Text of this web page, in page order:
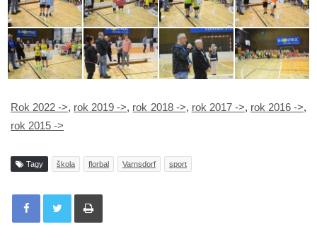
Rok 2022 ->, rok 2019 ->, rok 2018 ->, rok 2017 ->, rok 2016 ->,
rok 2015 ->
Tagy škola florbal Varnsdorf sport
Tisknout